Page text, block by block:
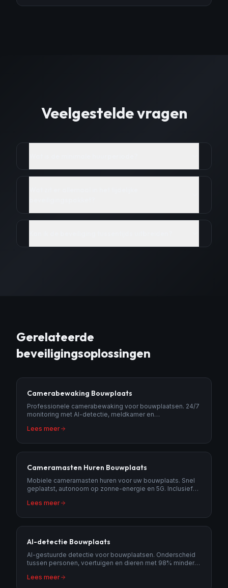
Veelgestelde vragen
Gerelateerde
beveiligingsoplossingen
Camerabewaking Bouwplaats
Professionele camerabewaking voor bouwplaatsen. 24/7
monitoring met AI-detectie, meldkamer en
machines.
Lees meer
Cameramasten Huren Bouwplaats
Mobiele cameramasten huren voor uw bouwplaats. Snel
geplaatst, autonoom op zonne-energie en 5G. Inclusief
Lees meer
AI-detectie Bouwplaats
AI-gestuurde detectie voor bouwplaatsen. Onderscheid
tussen personen, voertuigen en dieren met 98% minder
Lees meer